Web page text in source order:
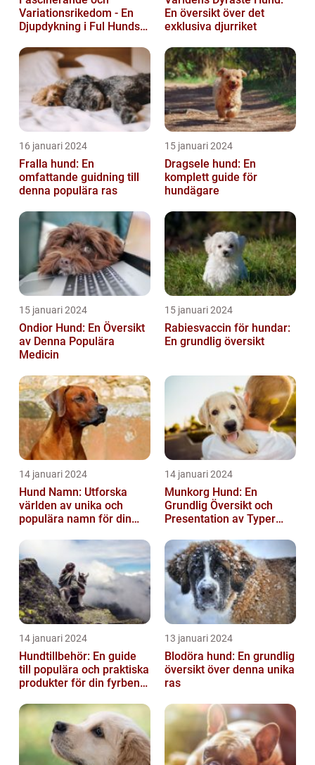
Variationsrikedom - En
Djupdykning i Ful Hunds
En översikt över det
exklusiva djurriket
16 januari 2024
Fralla hund: En
omfattande guidning till
denna populära ras
15 januari 2024
Dragsele hund: En
komplett guide för
hundägare
15 januari 2024
Ondior Hund: En Översikt
av Denna Populära
Medicin
15 januari 2024
Rabiesvaccin för hundar:
En grundlig översikt
14 januari 2024
Hund Namn: Utforska
världen av unika och
populära namn för din
14 januari 2024
Munkorg Hund: En
Grundlig Översikt och
Presentation av Typer
14 januari 2024
Hundtillbehör: En guide
till populära och praktiska
produkter för din fyrbenta
13 januari 2024
Blodöra hund: En grundlig
översikt över denna unika
ras